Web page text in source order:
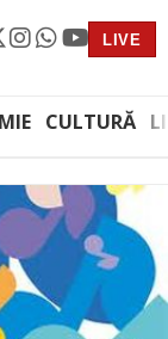
LIVE
CULTURĂ